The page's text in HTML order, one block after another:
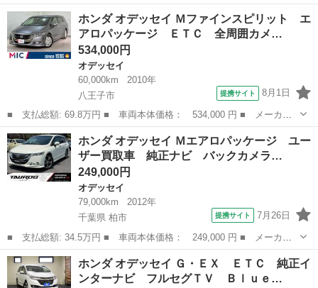
名： ホンダ ■ 車種名： オデッセイ ■ グレード名： Ｌ 禁
煙 １オーナー 純正ＨＤＤナビ 全周囲マルチビューカメラ ＥＴ
Ｃ ツイーター...
東京 八王子市 オデッセイ
ホンダ オデッセイ Ｍファインスピリット エ
アロパッケージ ＥＴＣ 全周囲カメ…
534,000円
オデッセイ
60,000km
2010年
八王子市
提携サイト 8月1日
■ 支払総額: 69.8万円 ■ 車両本体価格： 534,000 円 ■ メーカー
名： ホンダ ■ 車種名： オデッセイ ■ グレード名： Ｍファイ
ンスピリット エアロパッケージ ＥＴＣ 全周囲カメラ ナビ Ｔ
Ｖ オートラ...
東京 八王子市 オデッセイ
ホンダ オデッセイ Ｍエアロパッケージ ユー
ザー買取車 純正ナビ バックカメラ…
249,000円
オデッセイ
79,000km
2012年
千葉県 柏市
提携サイト 7月26日
■ 支払総額: 34.5万円 ■ 車両本体価格： 249,000 円 ■ メーカー
名： ホンダ ■ 車種名： オデッセイ ■ グレード名： Ｍエアロ
パッケージ ユーザー買取車 純正ナビ バックカメラ ＴＶ ＥＴ
Ｃ 純正アル...
千葉 柏市 オデッセイ
ホンダ オデッセイ Ｇ・ＥＸ ＥＴＣ 純正イ
ンターナビ フルセグＴＶ Ｂｌｕｅ…